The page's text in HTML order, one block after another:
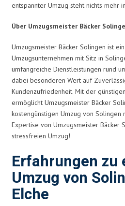
entspannter Umzug steht nichts mehr
Über Umzugsmeister Bäcker
Umzugsmeister Bäcker Solingen ist
Umzugsunternehmen mit Sitz in
umfangreiche Dienstleistungen rund
dabei besonderen Wert auf
Kundenzufriedenheit. Mit der
ermöglicht Umzugsmeister Bäcker
kostengünstigen Umzug von Solingen
Expertise von Umzugsmeister Bäcker
stressfreien Umzug!
Erfahrungen zu
Umzug von
Elche